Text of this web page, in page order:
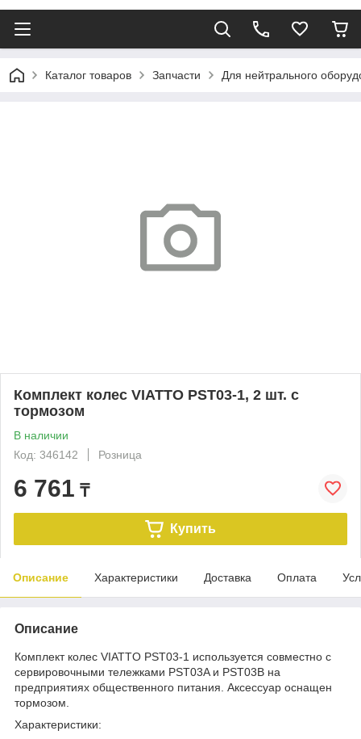
Каталог товаров Запчасти Для нейтрального
Комплект колес VIATTO PST03-1, 2 шт. с
тормозом
В наличии
Код: 346142
Розница
6 761 ₸
Купить
Описание Характеристики Доставка Оплата
Описание
Комплект колес VIATTO PST03-1 используется совместно с
сервировочными тележками PST03A и PST03B на
предприятиях общественного питания. Аксессуар оснащен
тормозом.
Характеристики: